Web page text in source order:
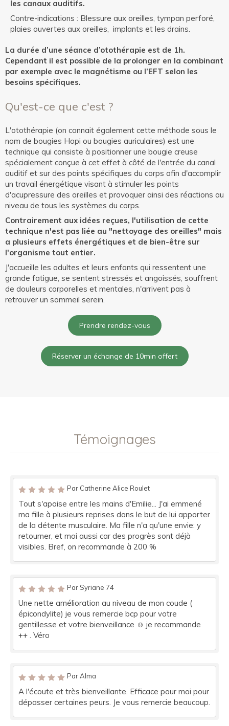
les canaux auditifs.
Contre-indications : Blessure aux oreilles, tympan perforé,
plaies ouvertes aux oreilles, implants et les drains.
La durée d’une séance d’otothérapie est de 1h.
Cependant il est possible de la prolonger en la combinant
par exemple avec le magnétisme ou l’EFT selon les
besoins spécifiques.
Qu'est-ce que c'est ?
L'otothérapie (on connait également cette méthode sous le
nom de bougies Hopi ou bougies auriculaires) est une
technique qui consiste à positionner une bougie creuse
spécialement conçue à cet effet à côté de l'entrée du canal
auditif et sur des points spécifiques du corps afin d'accomplir
un travail énergétique visant à stimuler les points
d'acupressure des oreilles et provoquer ainsi des réactions au
niveau de tous les systèmes du corps.
Contrairement aux idées reçues, l'utilisation de cette
technique n'est pas liée au "nettoyage des oreilles" mais
a plusieurs effets énergétiques et de bien-être sur
l'organisme tout entier.
J'accueille les adultes et leurs enfants qui ressentent une
grande fatigue, se sentent stressés et angoissés, souffrent
de douleurs corporelles et mentales, n'arrivent pas à
retrouver un sommeil serein.
Prendre rendez-vous
Réserver un échange de 10min offert
Témoignages
Par Catherine Alice Roulet
Tout s'apaise entre les mains d'Emilie... J'ai emmené
ma fille à plusieurs reprises dans le but de lui apporter
de la détente musculaire. Ma fille n'a qu'une envie: y
retourner, et moi aussi car des progrès sont déjà
visibles. Bref, on recommande à 200 %
Par Syriane 74
Une nette amélioration au niveau de mon coude (
épicondylite) je vous remercie bcp pour votre
gentillesse et votre bienveillance ☺️ je recommande
++ . Véro
Par Alma
A l'écoute et très bienveillante. Efficace pour moi pour
dépasser certaines peurs. Je vous remercie beaucoup.